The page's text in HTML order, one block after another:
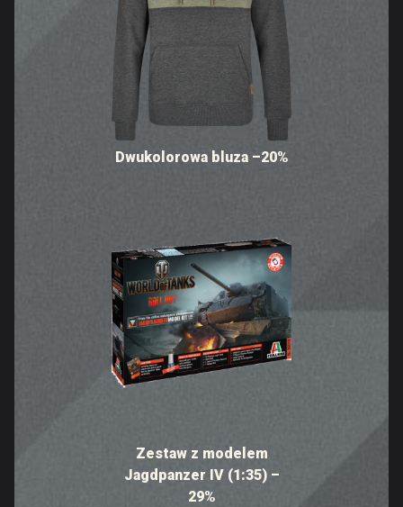
Dwukolorowa bluza –20%
Zestaw z modelem
Jagdpanzer IV (1:35) –
29%